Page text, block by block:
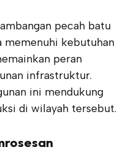
pecah batu
memenuhi kebutuhan
peran
infrastruktur.
ini mendukung
di wilayah tersebut.